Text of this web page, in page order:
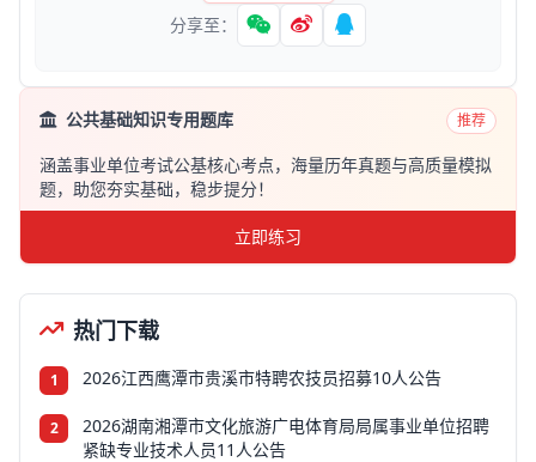
分享至：
公共基础知识专用题库 推荐
涵盖事业单位考试公基核心考点，海量历年真题与高质量模拟
题，助您夯实基础，稳步提分！
立即练习
热门下载
1 2026江西鹰潭市贵溪市特聘农技员招募10人公告
2
2026湖南湘潭市文化旅游广电体育局局属事业单位招聘
紧缺专业技术人员11人公告